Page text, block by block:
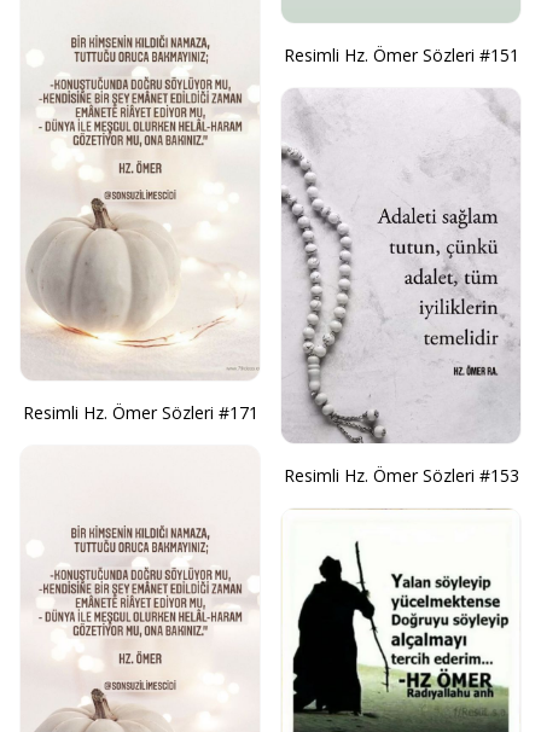
Resimli Hz. Ömer Sözleri #171
Resimli Hz. Ömer Sözleri #151
Resimli Hz. Ömer Sözleri #153